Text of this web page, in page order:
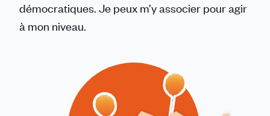
démocratiques. Je peux m’y associer pour agir
à mon niveau.